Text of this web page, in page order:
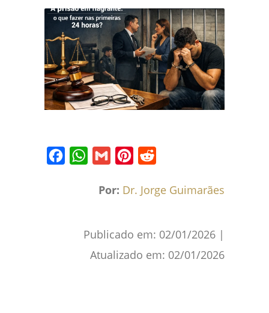
FacebookWhatsApp
Gmail Pinterest
Por: Dr. Jorge Guimarães
Publicado em: 02/01/2026 |
Atualizado em: 02/01/2026